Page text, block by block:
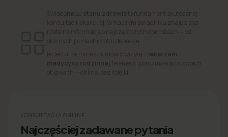
Świadomość stanu zdrowia to fundament skutecznej
konsultacji lekarskiej. W naszym poradniku znajdziesz
rzetelne informacje o najczęstszych chorobach — od
skórnych po Hashimoto i depresję.
Po lekturze możesz umówić wizytę z lekarzem
medycyny rodzinnej Telemedi i porozmawiać o swoich
objawach — online, bez kolejki.
KONSULTACJA ONLINE
Najczęściej zadawane pytania